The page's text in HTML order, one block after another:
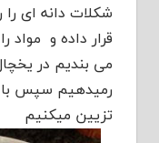
شکلات دانه ای
قرار داده و مواد
می بندیم در
رمیدهیم سپس با
تزیین میکنیم